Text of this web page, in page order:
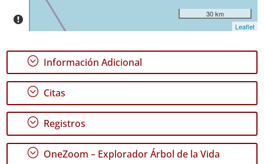
GBIF -
Ocurrencias
🔗 GBIF
España
🔗 GBIF
World
30 km
Leaflet
; Información Adicional
; Citas
; Registros
; OneZoom – Explorador Árbol de la Vida